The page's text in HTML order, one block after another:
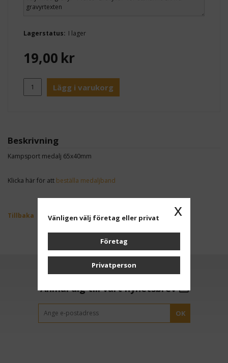
Lagerstatus: I lager
19,00 kr
Lägg i varukorg
Beskrivning
Kampsport medalj 65x40mm
Klicka här för att beställa medaljband
Tillbaka
Anmäl dig till vårt nyhetsbrev
OK
x
Vänligen välj företag eller privat
Företag
Privatperson